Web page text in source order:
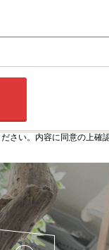
さい。内容に同意の上確